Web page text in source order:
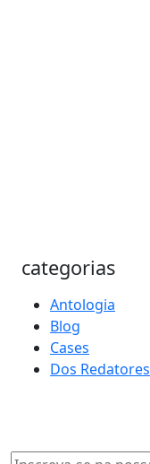
categorias
Antologia
Blog
Cases
Dos Redatores